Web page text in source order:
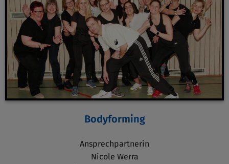
Bodyforming
Ansprechpartnerin
Nicole Werra